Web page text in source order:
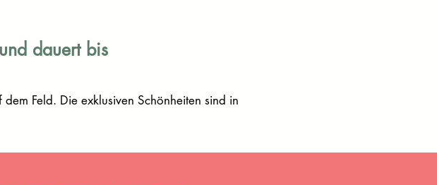
dauert bis
Feld. Die exklusiven Schönheiten sind in